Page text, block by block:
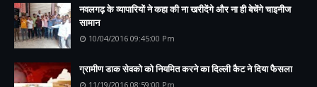
नवलगढ़ के व्यापारियों ने कहा की ना खरीदेंगे और ना ही बेचेंगे चाइनीज
सामान
10/04/2016 09:45:00 Pm
ग्रामीण डाक सेवको को नियमित करने का दिल्ली कैट ने दिया फैसला
11/19/2016 08:59:00 Pm